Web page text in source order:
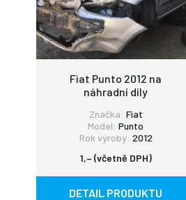
Fiat Punto 2012 na
náhradní díly
Značka: Fiat
Model: Punto
Rok výroby: 2012
1,– (včetně DPH)
DETAIL PRODUKTU